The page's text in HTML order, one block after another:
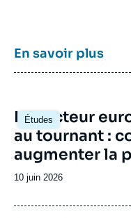
énergétiques et
puissances comme
ou l’Inde. Il offre
notamment.
En savoir plus
Études
Image
principale
Le secteur
au tournant :
augmenter la
Date
publication
10 juin 2026